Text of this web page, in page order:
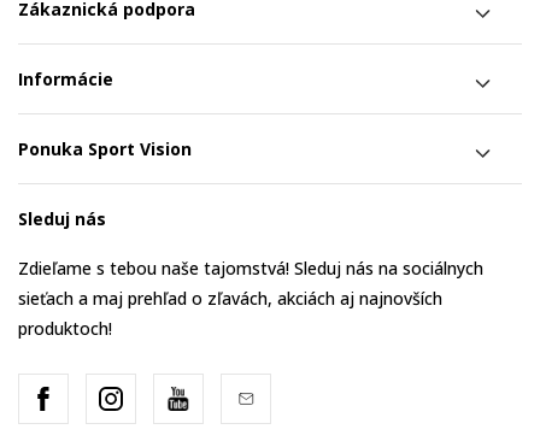
Zákaznická podpora
Informácie
Ponuka Sport Vision
Sleduj nás
Zdieľame s tebou naše tajomstvá! Sleduj nás na sociálnych
sieťach a maj prehľad o zľavách, akciách aj najnovších
produktoch!